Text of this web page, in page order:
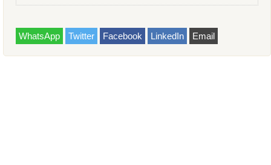
WhatsApp Twitter Facebook LinkedIn Email